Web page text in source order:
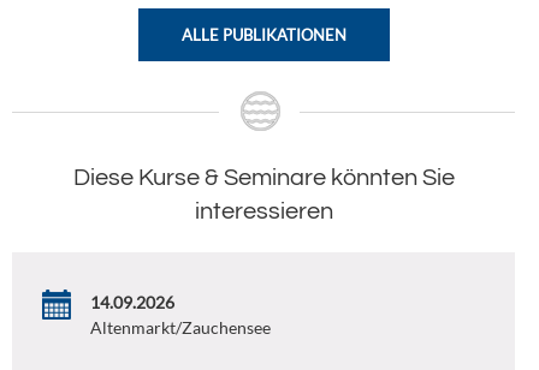
ALLE PUBLIKATIONEN
Diese Kurse & Seminare könnten Sie
interessieren
14.09.2026
Altenmarkt/Zauchensee